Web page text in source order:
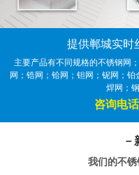
提供郸城实时
主要产品有不同规格的不锈钢网
网；锆网；铪网；钽网；铌网；
焊网；
咨询电
－
我们的不